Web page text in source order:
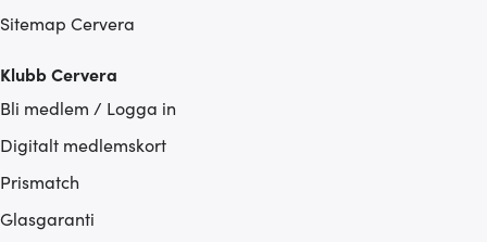
Sitemap Cervera
Klubb Cervera
Bli medlem / Logga in
Digitalt medlemskort
Prismatch
Glasgaranti